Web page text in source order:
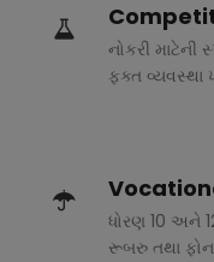
નોકરી માટેની
ફક્ત વ્યવસ્થા
ધોરણ 10 અને
રૂબરુ તથા ફોન